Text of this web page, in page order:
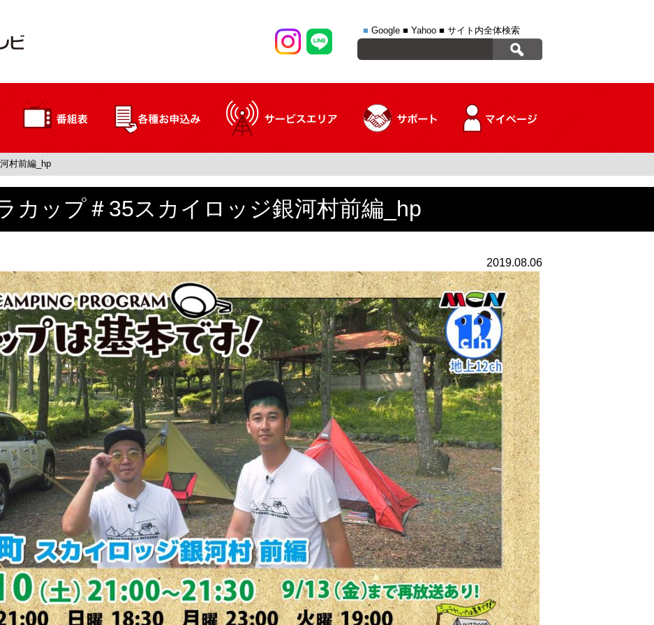
■ Google ■ Yahoo ■ サイト内全体検索
村前編_hp
カップ＃35スカイロッジ銀河村前編_hp
2019.08.06